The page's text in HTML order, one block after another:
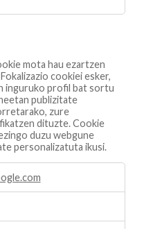
mota hau ezartzen
cookiei esker,
inguruko profil bat sortu
publizitate
zure
dituzte. Cookie
duzu webgune
personalizatuta ikusi.